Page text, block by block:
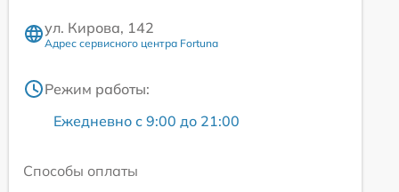
ул. Кирова, 142
Адрес сервисного центра Fortuna
Режим работы:
Ежедневно с 9:00 до 21:00
Способы оплаты